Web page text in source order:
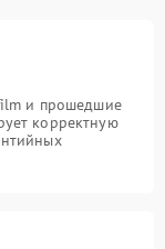
и прошедшие
корректную